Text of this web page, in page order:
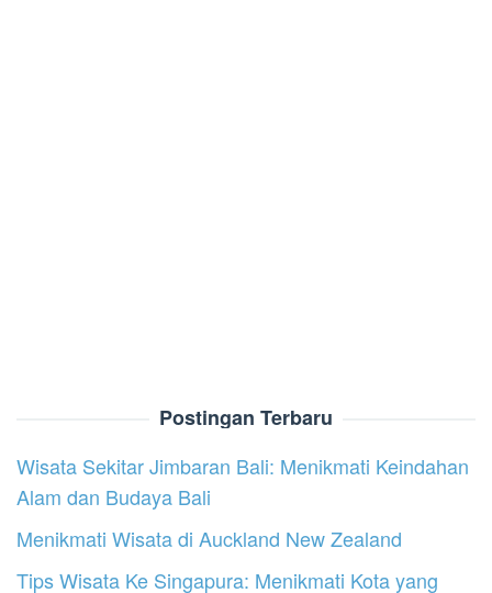
Postingan Terbaru
Wisata Sekitar Jimbaran Bali: Menikmati Keindahan
Alam dan Budaya Bali
Menikmati Wisata di Auckland New Zealand
Tips Wisata Ke Singapura: Menikmati Kota yang